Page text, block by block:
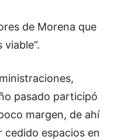
de Morena que
pasado participó
margen, de ahí
cedido espacios en